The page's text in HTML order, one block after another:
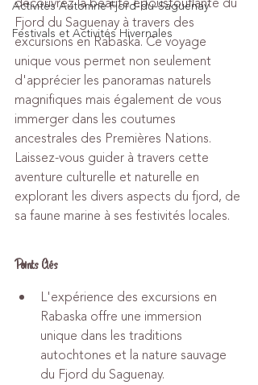
Activités Automne Fjord-du-Saguenay
Festivals et Activités Hivernales
Fjord du Saguenay à travers des
excursions en Rabaska. Ce voyage
unique vous permet non seulement
d'apprécier les panoramas naturels
magnifiques mais également de vous
immerger dans les coutumes
ancestrales des Premières Nations.
Laissez-vous guider à travers cette
aventure culturelle et naturelle en
explorant les divers aspects du fjord, de
sa faune marine à ses festivités locales.
Points Clés
L'expérience des excursions en
Rabaska offre une immersion
unique dans les traditions
autochtones et la nature sauvage
du Fjord du Saguenay.